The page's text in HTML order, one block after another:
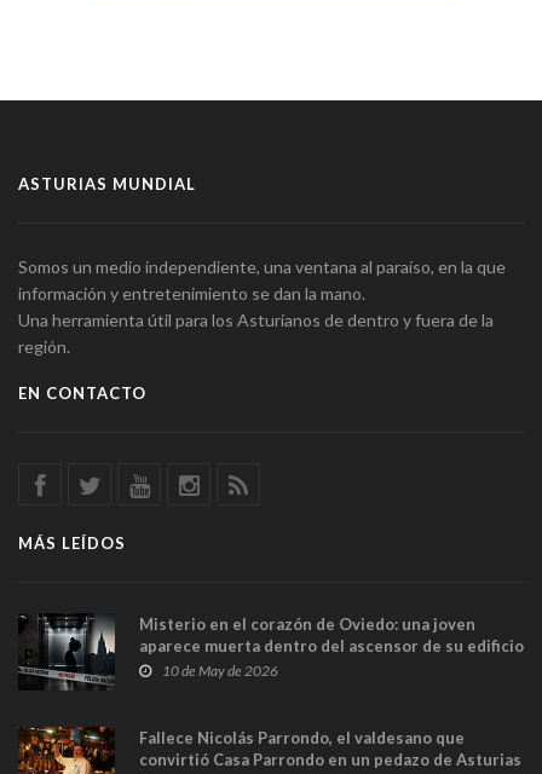
ASTURIAS MUNDIAL
Somos un medio independiente, una ventana al paraíso, en la que
información y entretenimiento se dan la mano.
Una herramienta útil para los Asturianos de dentro y fuera de la
región.
EN CONTACTO
MÁS LEÍDOS
Misterio en el corazón de Oviedo: una joven
aparece muerta dentro del ascensor de su edificio
y las cámaras captan sus últimos minutos
10 de May de 2026
Fallece Nicolás Parrondo, el valdesano que
convirtió Casa Parrondo en un pedazo de Asturias